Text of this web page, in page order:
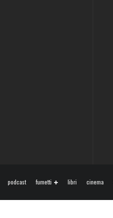
podcast fumetti libri cinema